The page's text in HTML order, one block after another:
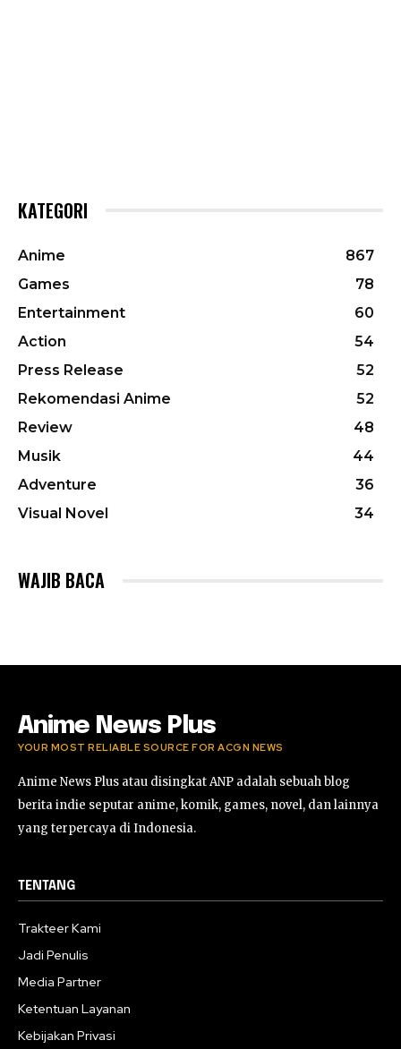
KATEGORI
Anime
867
Games
78
Entertainment
60
Action
54
Press Release
52
Rekomendasi Anime
52
Review
48
Musik
44
Adventure
36
Visual Novel
34
WAJIB BACA
Anime News Plus
YOUR MOST RELIABLE SOURCE FOR ACGN NEWS
Anime News Plus atau disingkat ANP adalah sebuah blog
berita indie seputar anime, komik, games, novel, dan lainnya
yang terpercaya di Indonesia.
TENTANG
Trakteer Kami
Jadi Penulis
Media Partner
Ketentuan Layanan
Kebijakan Privasi